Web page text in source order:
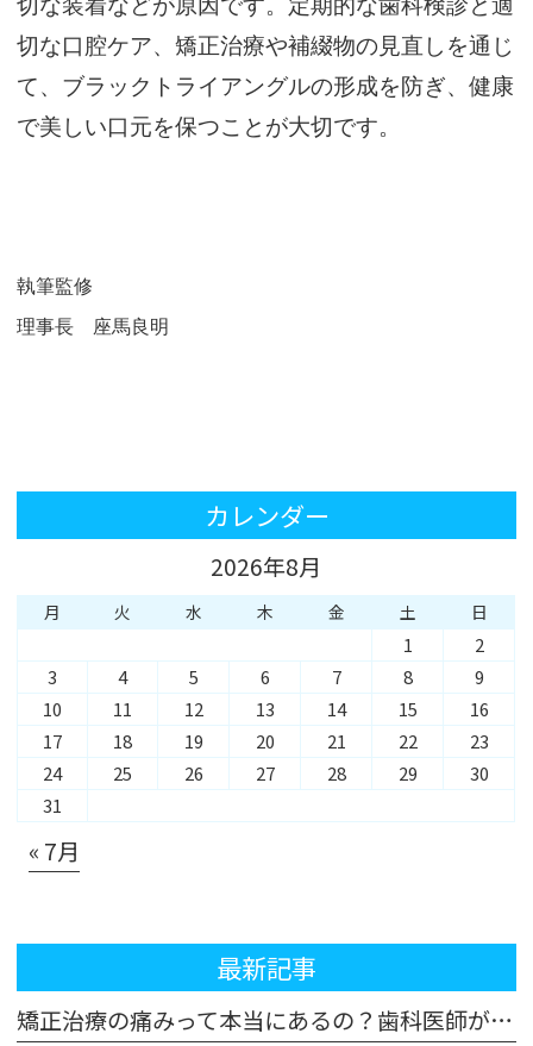
切な装着などが原因です。定期的な歯科検診と適
切な口腔ケア、矯正治療や補綴物の見直しを通じ
て、ブラックトライアングルの形成を防ぎ、健康
で美しい口元を保つことが大切です。
執筆監修
理事長 座馬良明
カレンダー
2026年8月
月 火 水 木 金 土 日
1
2
3
4 5 6 7 8
9
10
11 12 13 14 15
16
17
18 19 20 21 22
23
24
25 26 27 28 29
30
31
« 7月
最新記事
矯正治療の痛みって本当にあるの？歯科医師が解説！体験談も交えてご紹介します